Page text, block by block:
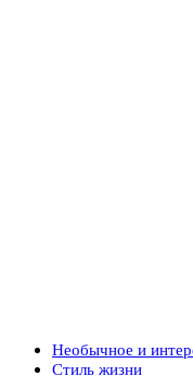
Необычное и
Стиль жизни